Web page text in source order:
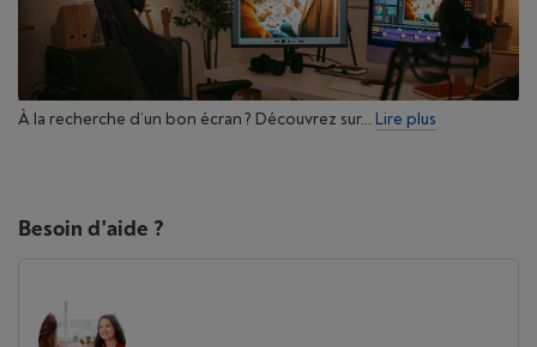
À la recherche d’un bon écran ? Découvrez sur... Lire plus
Besoin d'aide ?